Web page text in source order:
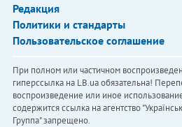
Редакция
Политики и стандарты
Пользовательское соглашение
При полном или частичном
гиперссылка на LB.ua обязательна!
воспроизведение или иное
содержится ссылка на агентство
Группа" запрещено.